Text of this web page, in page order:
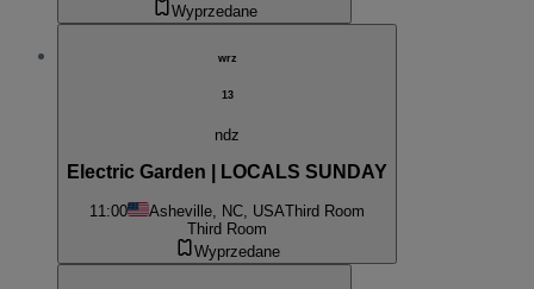
Wyprzedane
wrz
13
ndz
Electric Garden | LOCALS SUNDAY
11:00 Asheville, NC, USAThird Room
Third Room
Wyprzedane